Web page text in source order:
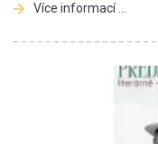
Více informací ...